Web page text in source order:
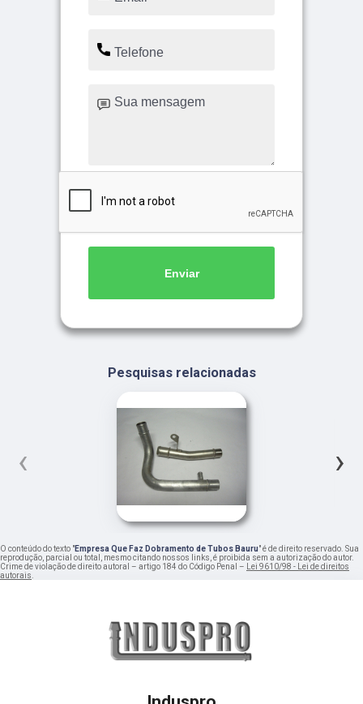
Enviar
Pesquisas relacionadas
‹ ›
O conteúdo do texto "Empresa Que Faz Dobramento de Tubos Bauru" é de direito reservado. Sua
reprodução, parcial ou total, mesmo citando nossos links, é proibida sem a autorização do autor.
Crime de violação de direito autoral – artigo 184 do Código Penal – Lei 9610/98 - Lei de direitos
autorais.